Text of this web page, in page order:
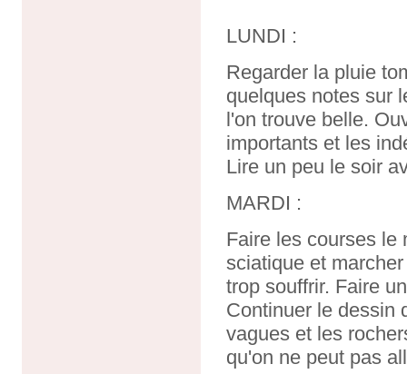
LUNDI :
Regarder la pluie
quelques notes sur
l'on trouve belle.
importants et les
Lire un peu le soir
MARDI :
Faire les courses le
sciatique et
trop souffrir. Faire
Continuer le dessin
vagues et les
qu'on ne peut pas